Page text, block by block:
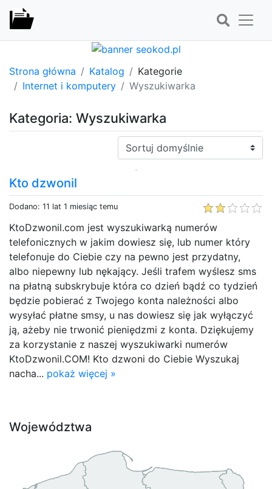
Strona główna Katalog
Kategorie
Internet i komputery
Wyszukiwarka
Kategoria: Wyszukiwarka
Sortuj:
Kto dzwonil
Dodano: 11 lat 1 miesiąc temu
KtoDzwonil.com jest wyszukiwarką numerów
telefonicznych w jakim dowiesz się, lub numer który
telefonuje do Ciebie czy na pewno jest przydatny,
albo niepewny lub nękający. Jeśli trafem wyślesz sms
na płatną subskrybuje która co dzień bądź co tydzień
będzie pobierać z Twojego konta należności albo
wysyłać płatne smsy, u nas dowiesz się jak wyłączyć
ją, ażeby nie trwonić pieniędzmi z konta. Dziękujemy
za korzystanie z naszej wyszukiwarki numerów
KtoDzwonil.COM! Kto dzwoni do Ciebie Wyszukaj
nacha... pokaż więcej »
Województwa